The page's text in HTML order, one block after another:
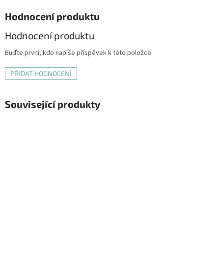
Hodnocení produktu
Hodnocení produktu
Buďte první, kdo napíše příspěvek k této položce.
PŘIDAT HODNOCENÍ
Související produkty